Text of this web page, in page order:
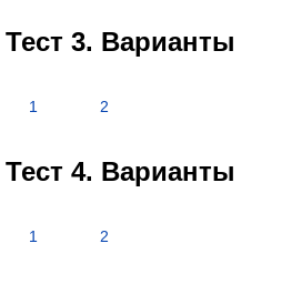
Тест 3. Варианты
1 2
Тест 4. Варианты
1 2